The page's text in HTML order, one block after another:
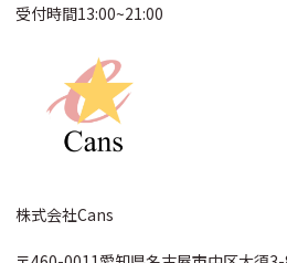
受付時間13:00~21:00
株式会社Cans